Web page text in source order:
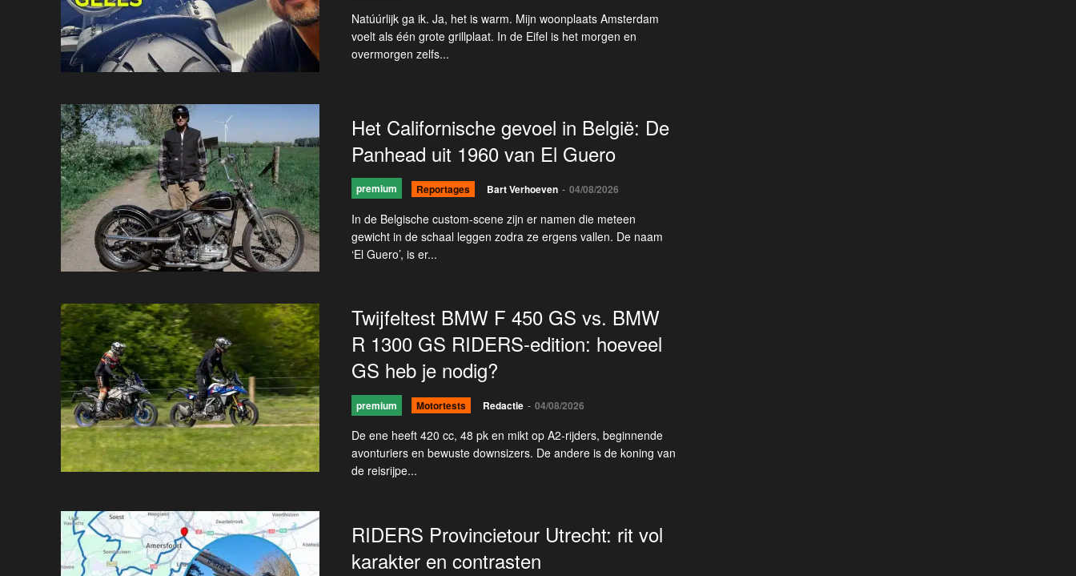
Natúúrlijk ga ik. Ja, het is warm. Mijn woonplaats Amsterdam
voelt als één grote grillplaat. In de Eifel is het morgen en
overmorgen zelfs...
Het Californische gevoel in België: De
Panhead uit 1960 van El Guero
premium Reportages Bart Verhoeven - 04/08/2026
In de Belgische custom-scene zijn er namen die meteen
gewicht in de schaal leggen zodra ze ergens vallen. De naam
‘El Guero’, is er...
Twijfeltest BMW F 450 GS vs. BMW
R 1300 GS RIDERS-edition: hoeveel
GS heb je nodig?
premium Motortests Redactie - 04/08/2026
De ene heeft 420 cc, 48 pk en mikt op A2-rijders, beginnende
avonturiers en bewuste downsizers. De andere is de koning van
de reisrijpe...
RIDERS Provincietour Utrecht: rit vol
karakter en contrasten